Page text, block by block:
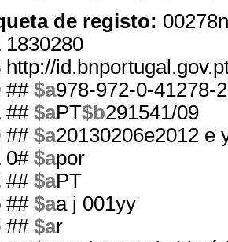
de registo:
1830280
http://
## $a978-972-0-41278-2
## $aPT$b291541/09
## $a20130206e2012 e
0# $apor
## $aPT
## $aa j 001yy
## $ar